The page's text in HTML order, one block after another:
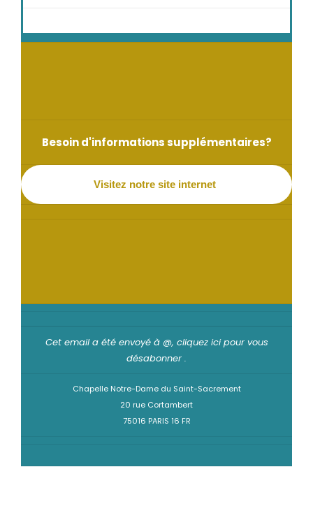
Besoin d'informations supplémentaires?
Visitez notre site internet
Cet email a été envoyé à @, cliquez ici pour vous
désabonner .
Chapelle Notre-Dame du Saint-Sacrement
20 rue Cortambert
75016 PARIS 16 FR